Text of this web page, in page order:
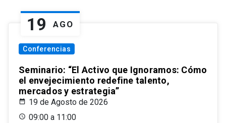
19 AGO
Conferencias
Seminario: “El Activo que Ignoramos: Cómo
el envejecimiento redefine talento,
mercados y estrategia”
19 de Agosto de 2026
09:00 a 11:00